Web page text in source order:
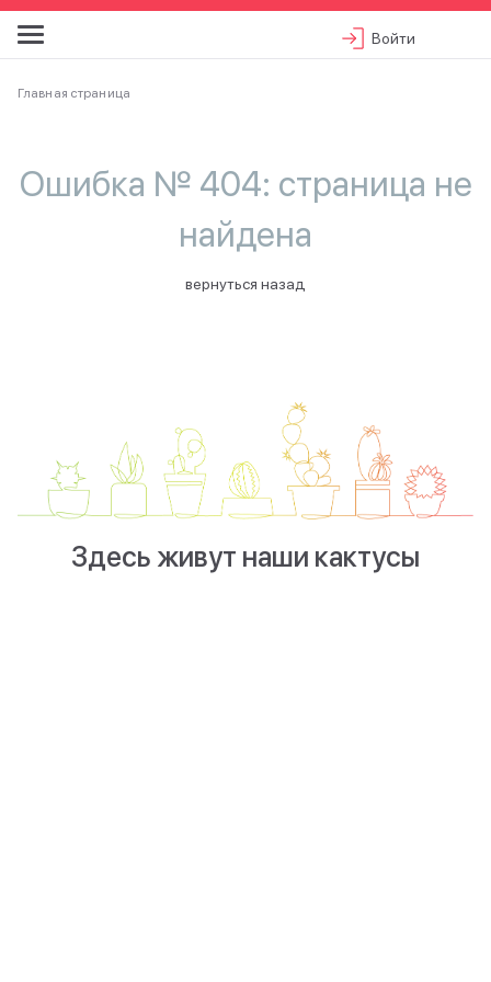
Войти
Главная страница
Ошибка № 404: страница не
найдена
вернуться назад
Здесь живут наши кактусы